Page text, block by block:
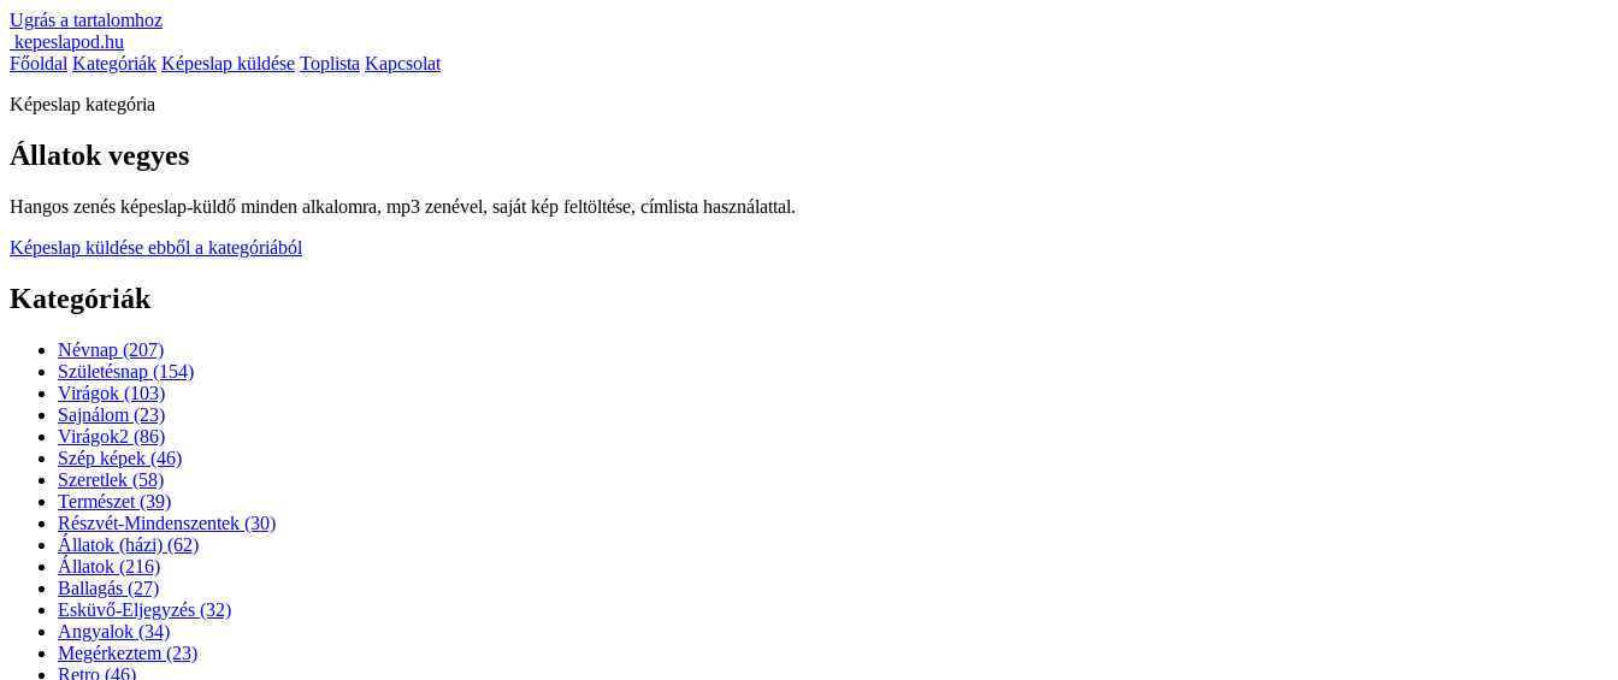
Ugrás a tartalomhoz
kepeslapod.hu
Főoldal Kategóriák Képeslap küldése Toplista Kapcsolat
Képeslap kategória
Állatok vegyes
Hangos zenés képeslap-küldő minden alkalomra, mp3 zenével, saját kép feltöltése, címlista használattal.
Képeslap küldése ebből a kategóriából
Kategóriák
Névnap (207)
Születésnap (154)
Virágok (103)
Sajnálom (23)
Virágok2 (86)
Szép képek (46)
Szeretlek (58)
Természet (39)
Részvét-Mindenszentek (30)
Állatok (házi) (62)
Állatok (216)
Ballagás (27)
Esküvő-Eljegyzés (32)
Angyalok (34)
Megérkeztem (23)
Retro (46)